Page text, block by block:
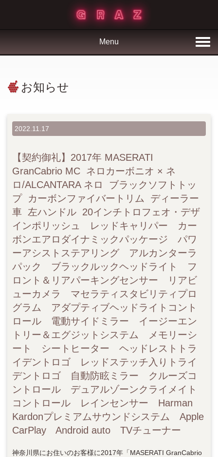
Menu
お知らせ
2022.11.17
【契約御礼】2017年 MASERATI
GranCabrio MC ネロカーボニオ × ネ
ロ/ALCANTARA ネロ ブラックソフトトッ
プ カーボンファイバートリム ディーラー
車 左ハンドル 20インチトロフェオ・デザ
インポリッシュ レッドキャリパー カー
ボンエアロダイナミックパッケージ パワ
ーアシストステアリング アルカンターラ
パック ブラックルックヘッドライト フ
ロント＆リアパーキングセンサー リアビ
ューカメラ マセラティスタビリティプロ
グラム アダプティブヘッドライトコント
ロール 電動サイドミラー イージーエン
トリー＆エグジットシステム メモリーシ
ート シートヒーター ヘッドレストトラ
イデントロゴ レッドステッチ入りトライ
デントロゴ 自動防眩ミラー クルーズコ
ントロール デュアルゾーンクライメイト
コントロール レインセンサー Harman
Kardonプレミアムサウンドシステム Apple
CarPlay Android auto TVチューナー
神奈川県にお住いのお客様に2017年「MASERATI GranCabrio